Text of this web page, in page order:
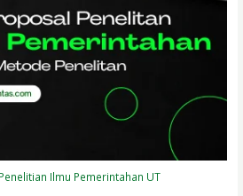
Ilmu Pemerintahan UT